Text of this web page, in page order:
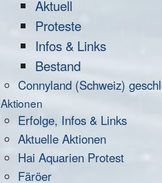
Aktuell
Proteste
Infos & Links
Bestand
Connyland (Schweiz)
Aktionen
Erfolge, Infos & Links
Aktuelle Aktionen
Hai Aquarien Protest
Färöer